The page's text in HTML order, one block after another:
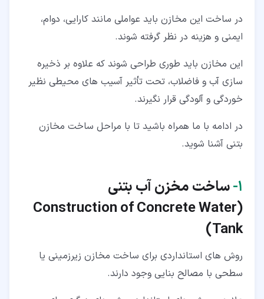
۴‏-‏۱‏- -1 روش اول ساخت مخزن آب بتنی با مقطع دایره ای
۴‏-‏۲‏- -2 روش دوم ساخت دیوار مخازن آب بتنی دایره ای
در ساخت این مخازن باید عواملی مانند کارایی، دوام،
ایمنی و هزینه در نظر گرفته شوند.
این مخازن باید طوری طراحی شوند که علاوه بر ذخیره
سازی آب و فاضلاب، تحت تأثیر آسیب های محیطی نظیر
خوردگی و آلودگی قرار نگیرند.
در ادامه با ما همراه باشید تا با مراحل ساخت مخازن
بتنی آشنا شوید.
۱‏- ساخت مخزن آب بتنی
(Construction of Concrete Water
Tank)
روش­ های استانداردی برای ساخت مخازن زیرزمینی یا
سطحی با مصالح بنایی وجود دارند.